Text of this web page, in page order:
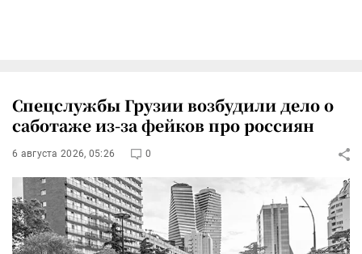
Спецслужбы Грузии возбудили дело о
саботаже из-за фейков про россиян
6 августа 2026, 05:26 0